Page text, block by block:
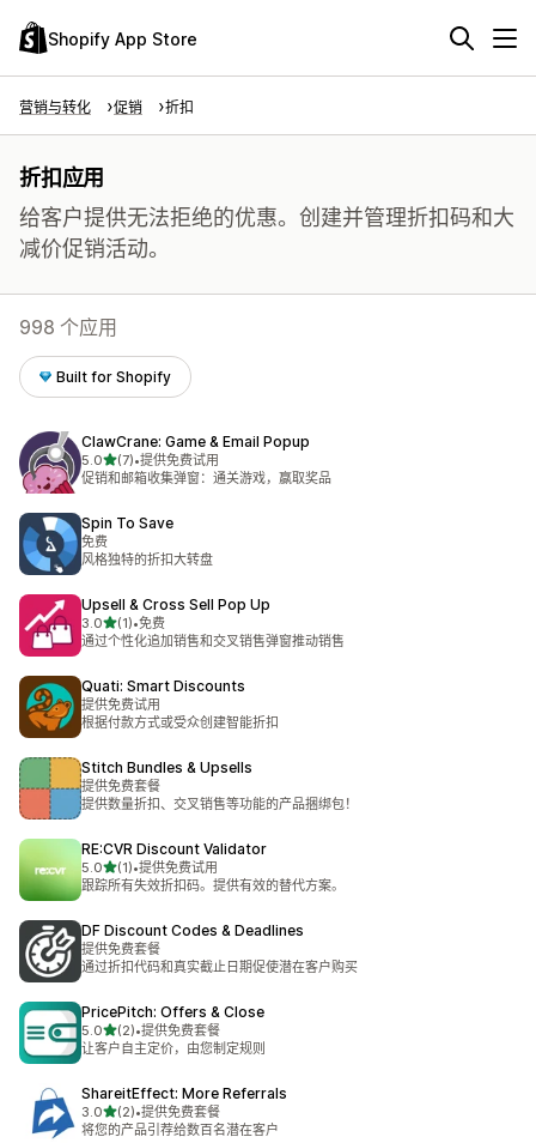
Shopify App Store
营销与转化 促销 折扣
折扣应用
给客户提供无法拒绝的优惠。创建并管理折扣码和大
减价促销活动。
998 个应用
Built for Shopify
ClawCrane: Game & Email Popup
5.0星（满分 5 星）
(7)
总共 7 条评论
•提供免费试用
促销和邮箱收集弹窗：通关游戏，赢取奖品
Spin To Save
免费
风格独特的折扣大转盘
Upsell & Cross Sell Pop Up
3.0星（满分 5 星）
(1)
总共 1 条评论
•免费
通过个性化追加销售和交叉销售弹窗推动销售
Quati: Smart Discounts
提供免费试用
根据付款方式或受众创建智能折扣
Stitch Bundles & Upsells
提供免费套餐
提供数量折扣、交叉销售等功能的产品捆绑包！
RE:CVR Discount Validator
5.0星（满分 5 星）
(1)
总共 1 条评论
•提供免费试用
跟踪所有失效折扣码。提供有效的替代方案。
DF Discount Codes & Deadlines
提供免费套餐
通过折扣代码和真实截止日期促使潜在客户购买
PricePitch: Offers & Close
5.0星（满分 5 星）
(2)
总共 2 条评论
•提供免费套餐
让客户自主定价，由您制定规则
ShareitEffect: More Referrals
3.0星（满分 5 星）
(2)
总共 2 条评论
•提供免费套餐
将您的产品引荐给数百名潜在客户